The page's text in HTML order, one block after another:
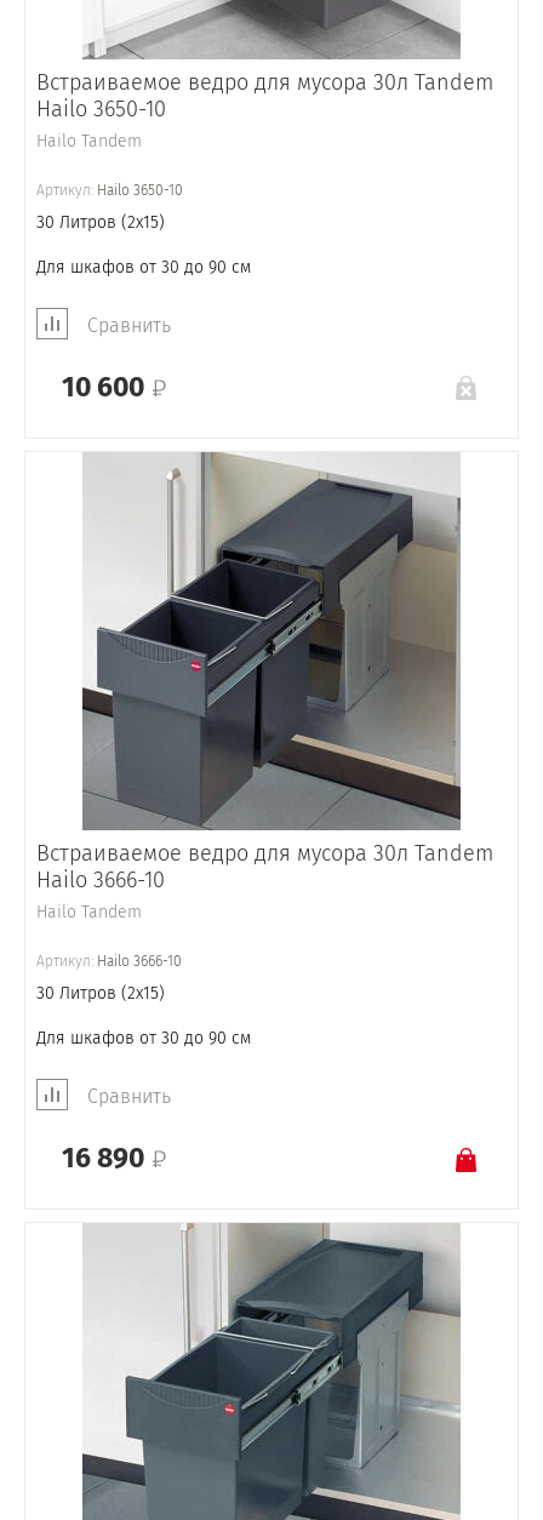
Встраиваемое ведро для мусора 30л Tandem
Hailo 3650-10
Hailo Tandem
Артикул: Hailo 3650-10
30 Литров (2x15)
Для шкафов от 30 до 90 см
Сравнить
10 600
Встраиваемое ведро для мусора 30л Tandem
Hailo 3666-10
Hailo Tandem
Артикул: Hailo 3666-10
30 Литров (2x15)
Для шкафов от 30 до 90 см
Сравнить
16 890